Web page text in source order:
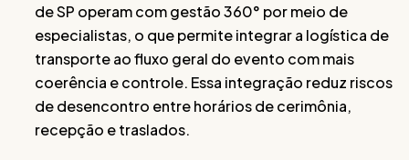
de SP operam com gestão 360° por meio de
especialistas, o que permite integrar a logística de
transporte ao fluxo geral do evento com mais
coerência e controle. Essa integração reduz riscos
de desencontro entre horários de cerimônia,
recepção e traslados.